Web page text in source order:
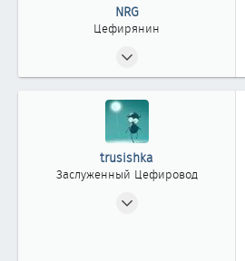
NRG
Цефирянин
450
trusishka
Заслуженный Цефировод